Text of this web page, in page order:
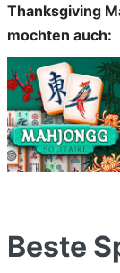
Thanksgiving
mochten auch:
Beste